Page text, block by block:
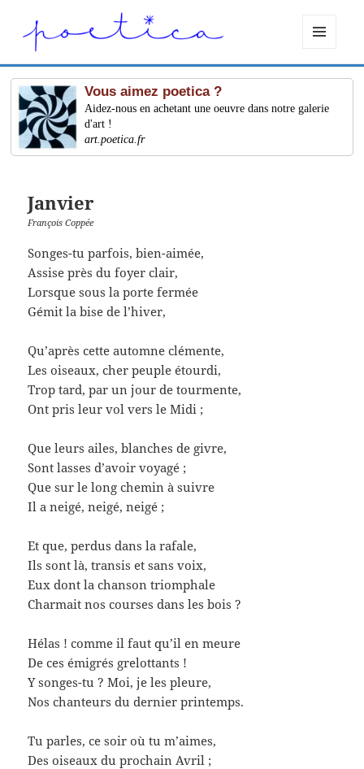
ET
WIDGETS
Vous aimez poetica ?
Aidez-nous en achetant une oeuvre dans notre galerie
d'art !
art.poetica.fr
Janvier
François Coppée
Songes-tu parfois, bien-aimée,
Assise près du foyer clair,
Lorsque sous la porte fermée
Gémit la bise de l’hiver,
Qu’après cette automne clémente,
Les oiseaux, cher peuple étourdi,
Trop tard, par un jour de tourmente,
Ont pris leur vol vers le Midi ;
Que leurs ailes, blanches de givre,
Sont lasses d’avoir voyagé ;
Que sur le long chemin à suivre
Il a neigé, neigé, neigé ;
Et que, perdus dans la rafale,
Ils sont là, transis et sans voix,
Eux dont la chanson triomphale
Charmait nos courses dans les bois ?
Hélas ! comme il faut qu’il en meure
De ces émigrés grelottants !
Y songes-tu ? Moi, je les pleure,
Nos chanteurs du dernier printemps.
Tu parles, ce soir où tu m’aimes,
Des oiseaux du prochain Avril ;